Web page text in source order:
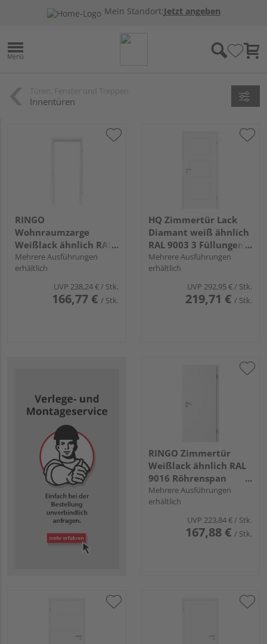
Mein Standort:Jetzt angeben
Innentüren
RINGO
Wohnraumzarge
Weißlack ähnlich RAL
9016 "Standard"
Mehrere Ausführungen
erhältlich
UVP 238,24 €/ Stk.
166,77 € / Stk.
HQ Zimmertür Lack
Diamant weiß ähnlich
RAL 9003 3 Füllungen
FG Röhrenspan KK1
Mehrere Ausführungen
erhältlich
UVP 292,95 €/ Stk.
219,71 € / Stk.
RINGO Zimmertür
Weißlack ähnlich RAL
9016 Röhrenspan
"Standard"
Mehrere Ausführungen
erhältlich
UVP 223,84 €/ Stk.
167,88 € / Stk.